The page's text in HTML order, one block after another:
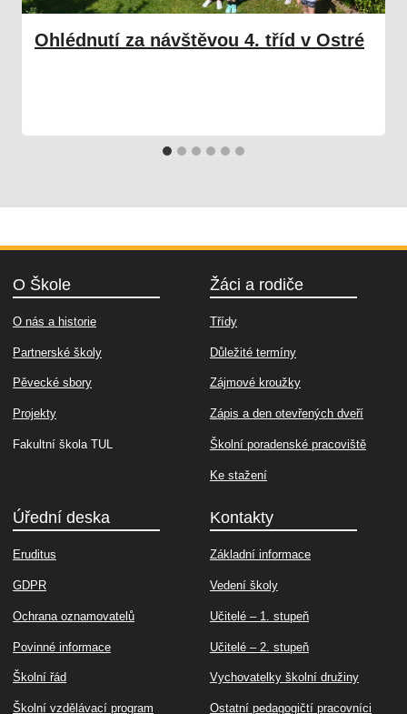
Ohlédnutí za návštěvou 4. tříd v Ostré
O Škole
O nás a historie
Partnerské školy
Pěvecké sbory
Projekty
Fakultní škola TUL
Žáci a rodiče
Třídy
Důležité termíny
Zájmové kroužky
Zápis a den otevřených dveří
Školní poradenské pracoviště
Ke stažení
Úřední deska
Eruditus
GDPR
Ochrana oznamovatelů
Povinné informace
Školní řád
Školní vzdělávací program
Kontakty
Základní informace
Vedení školy
Učitelé – 1. stupeň
Učitelé – 2. stupeň
Vychovatelky školní družiny
Ostatní pedagogičtí pracovníci